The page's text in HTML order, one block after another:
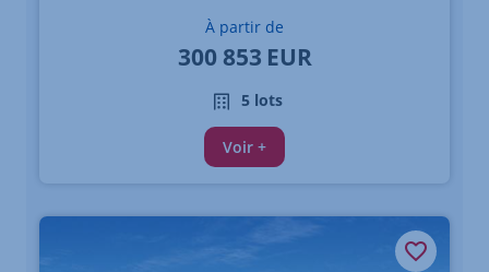
À partir de
300 853 EUR
5 lots
Voir +